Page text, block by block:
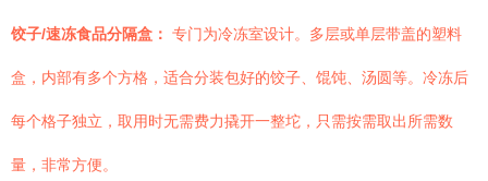
饺子/速冻食品分隔盒： 专门为冷冻室设计。多层或单层带盖的塑料
盒，内部有多个方格，适合分装包好的饺子、馄饨、汤圆等。冷冻后
每个格子独立，取用时无需费力撬开一整坨，只需按需取出所需数
量，非常方便。